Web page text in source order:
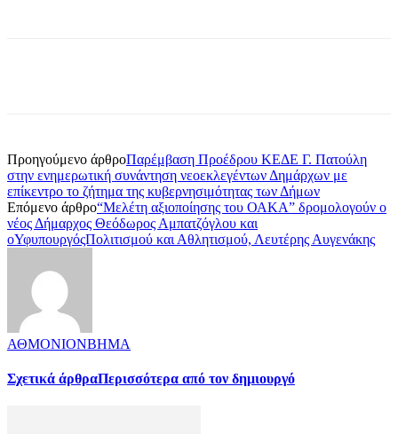
Προηγούμενο άρθροΠαρέμβαση Προέδρου ΚΕΔΕ Γ. Πατούλη
στην ενημερωτική συνάντηση νεοεκλεγέντων Δημάρχων με
επίκεντρο το ζήτημα της κυβερνησιμότητας των Δήμων
Επόμενο άρθρο“Μελέτη αξιοποίησης του ΟΑΚΑ” δρομολογούν ο
νέος Δήμαρχος Θεόδωρος Αμπατζόγλου και
οΥφυπουργόςΠολιτισμού και Αθλητισμού, Λευτέρης Αυγενάκης
ΑΘΜΟΝΙΟΝΒΗΜΑ
Σχετικά άρθραΠερισσότερα από τον δημιουργό